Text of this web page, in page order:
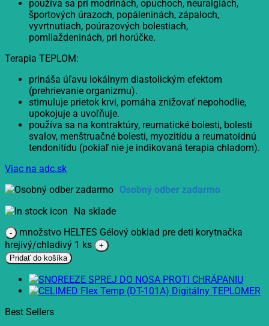
používa sa pri modrinách, opuchoch, neuralgiách,
športových úrazoch, popáleninách, zápaloch,
vyvrtnutiach, poúrazových bolestiach,
pomliaždeninách, pri horúčke.
Terapia TEPLOM:
prináša úľavu lokálnym diastolickým efektom
(prehrievanie organizmu).
stimuluje prietok krvi, pomáha znižovať nepohodlie,
upokojuje a uvoľňuje.
používa sa na kontraktúry, reumatické bolesti, bolesti
svalov, menštruačné bolesti, myozitídu a reumatoidnú
tendonitídu (pokiaľ nie je indikovaná terapia chladom).
Viac na adc.sk
Osobný odber zadarmo
Na sklade
množstvo HELTES Gélový obklad pre deti korytnačka
hrejivý/chladivý 1 ks
Pridať do košíka
Best Sellers